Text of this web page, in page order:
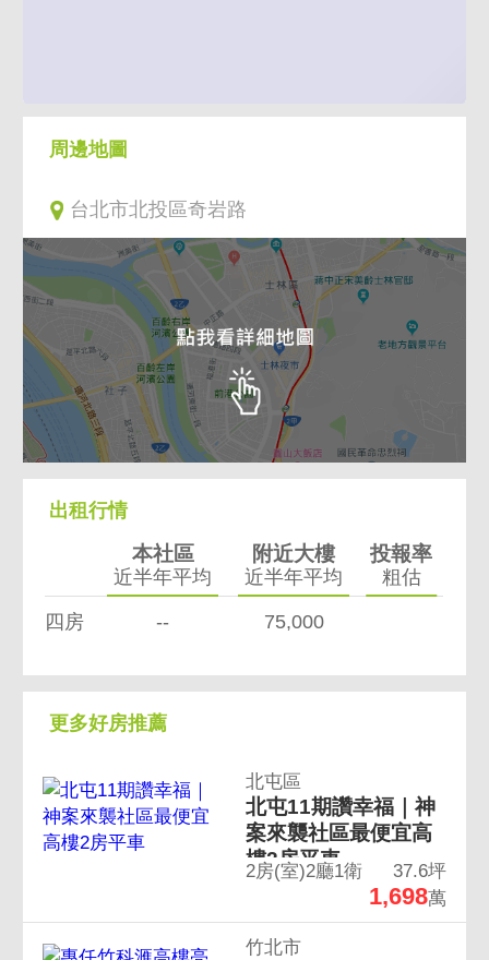
周邊地圖
台北市北投區奇岩路
出租行情
本社區
近半年平均
附近大樓
近半年平均
投報率
粗估
四房 -- 75,000
更多好房推薦
北屯區
北屯11期讚幸福｜神
案來襲社區最便宜高
樓2房平車
2房(室)2廳1衛 37.6坪
1,698萬
竹北市